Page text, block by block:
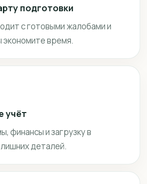
подготовки
с готовыми жалобами и
экономите время.
учёт
финансы и загрузку в
деталей.